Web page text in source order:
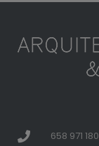
658 971 180